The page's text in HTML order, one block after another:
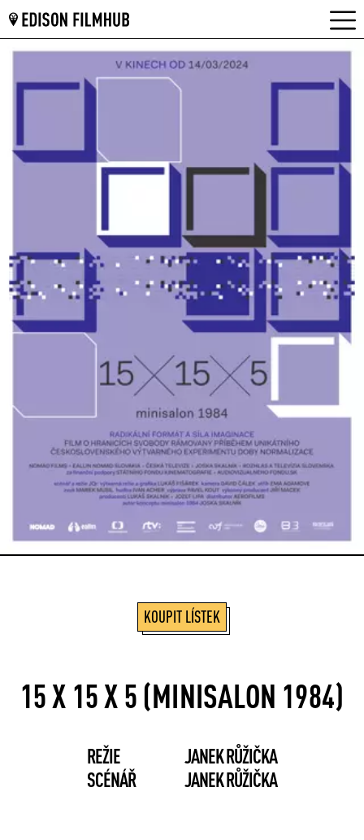
KOUPIT LÍSTEK
15 X 15 X 5 (MINISALON 1984)
REŽIE
JANEK RŮŽIČKA
SCÉNÁŘ
JANEK RŮŽIČKA